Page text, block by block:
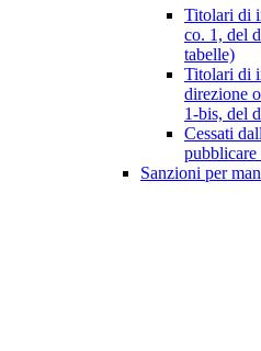
Titolari di
co. 1, del
tabelle)
Titolari di
direzione
1-bis, del
Cessati
Sanzioni per